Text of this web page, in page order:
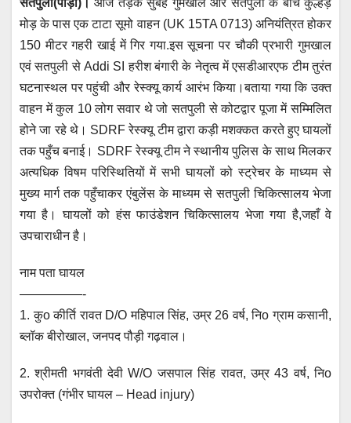
at
s
A
p
p
c
e
b
o
o
k
tt
er
ail ss
e
n
g
er
e
gr
a
m
मोड़ के पास एक टाटा सूमो वाहन (UK 15TA 0713) अनियंत्रित होकर
150 मीटर गहरी खाई में गिर गया.इस सूचना पर चौकी प्रभारी गुमखाल
एवं सतपुली से Addi SI हरीश बंगारी के नेतृत्व में एसडीआरएफ टीम तुरंत
घटनास्थल पर पहुंची और रेस्क्यू कार्य आरंभ किया।बताया गया कि उक्त
वाहन में कुल 10 लोग सवार थे जो सतपुली से कोटद्वार पूजा में सम्मिलित
होने जा रहे थे। SDRF रेस्क्यू टीम द्वारा कड़ी मशक्कत करते हुए घायलों
तक पहुँच बनाई। SDRF रेस्क्यू टीम ने स्थानीय पुलिस के साथ मिलकर
अत्यधिक विषम परिस्थितियों में सभी घायलों को स्ट्रेचर के माध्यम से
मुख्य मार्ग तक पहुँचाकर एंबुलेंस के माध्यम से सतपुली चिकित्सालय भेजा
गया है। घायलों को हंस फाउंडेशन चिकित्सालय भेजा गया है,जहाँ वे
उपचाराधीन है।
नाम पता घायल
—————-
1. कुo कीर्ति रावत D/O महिपाल सिंह, उम्र 26 वर्ष, निo ग्राम कसानी,
ब्लॉक बीरोखाल, जनपद पौड़ी गढ़वाल।
2. श्रीमती भगवंती देवी W/O जसपाल सिंह रावत, उम्र 43 वर्ष, निo
उपरोक्त (गंभीर घायल – Head injury)